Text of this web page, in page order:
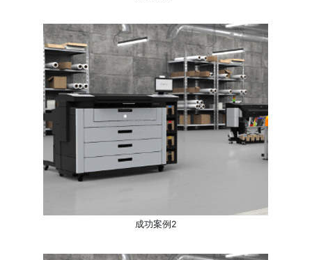
成功案例2